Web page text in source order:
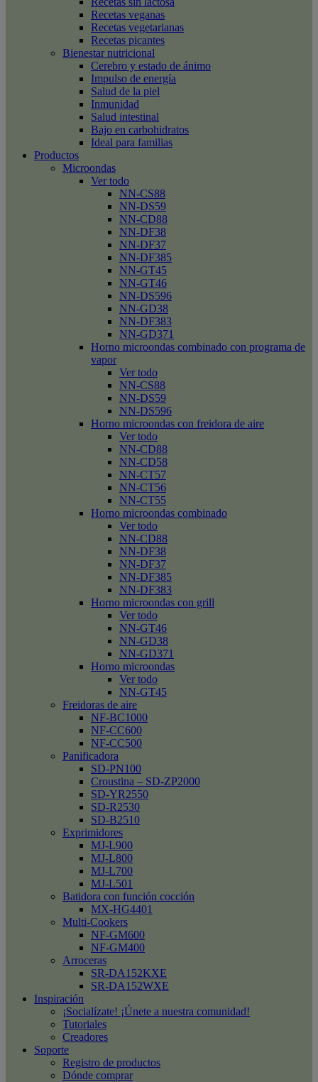
Recetas veganas
Recetas vegetarianas
Recetas picantes
Bienestar nutricional
Cerebro y estado de ánimo
Impulso de energía
Salud de la piel
Inmunidad
Salud intestinal
Bajo en carbohidratos
Ideal para familias
Productos
Microondas
Ver todo
NN-CS88
NN-DS59
NN-CD88
NN-DF38
NN-DF37
NN-DF385
NN-GT45
NN-GT46
NN-DS596
NN-GD38
NN-DF383
NN-GD371
Horno microondas combinado con programa de
vapor
Ver todo
NN-CS88
NN-DS59
NN-DS596
Horno microondas con freidora de aire
Ver todo
NN-CD88
NN-CD58
NN-CT57
NN-CT56
NN-CT55
Horno microondas combinado
Ver todo
NN-CD88
NN-DF38
NN-DF37
NN-DF385
NN-DF383
Horno microondas con grill
Ver todo
NN-GT46
NN-GD38
NN-GD371
Horno microondas
Ver todo
NN-GT45
Freidoras de aire
NF-BC1000
NF-CC600
NF-CC500
Panificadora
SD-PN100
Croustina – SD-ZP2000
SD-YR2550
SD-R2530
SD-B2510
Exprimidores
MJ-L900
MJ-L800
MJ-L700
MJ-L501
Batidora con función cocción
MX-HG4401
Multi-Cookers
NF-GM600
NF-GM400
Arroceras
SR-DA152KXE
SR-DA152WXE
Inspiración
¡Socialízate! ¡Únete a nuestra comunidad!
Tutoriales
Creadores
Soporte
Registro de productos
Dónde comprar